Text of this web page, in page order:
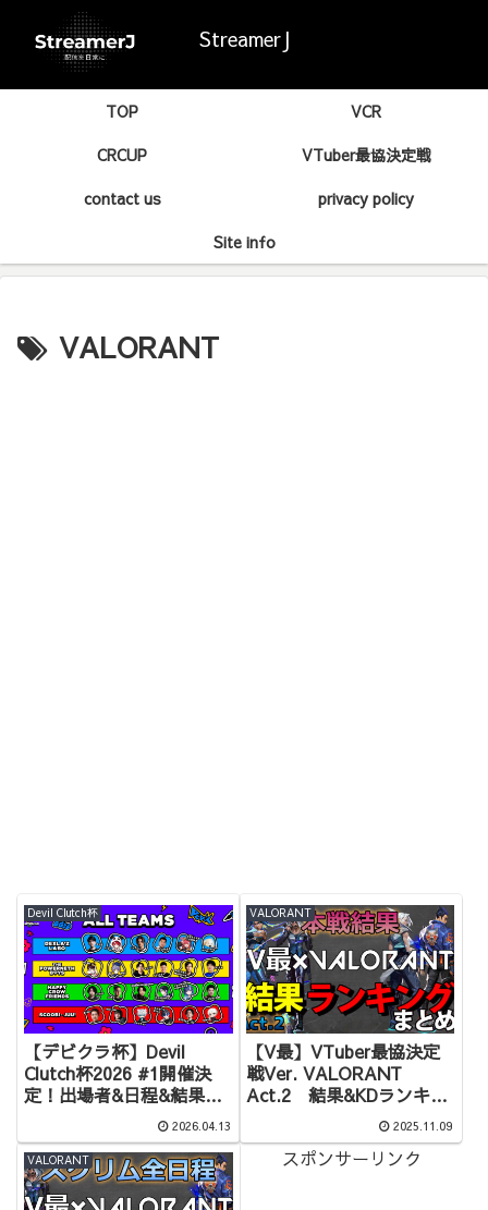
StreamerJ
TOP
VCR
CRCUP
VTuber最協決定戦
contact us
privacy policy
Site info
VALORANT
Devil Clutch杯
【デビクラ杯】Devil
Clutch杯2026 #1開催決
定！出場者&日程&結果ま
2026.04.13
VALORANT
【V最】VTuber最協決定
戦Ver. VALORANT
Act.2 結果&KDランキン
2025.11.09
VALORANT スポンサーリンク